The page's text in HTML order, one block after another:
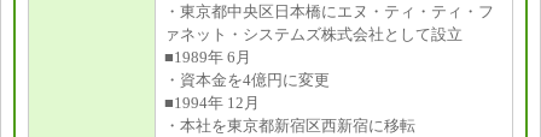
・東京都中央区日本橋にエヌ・ティ・ティ・フ
ァネット・システムズ株式会社として設立
■1989年 6月
・資本金を4億円に変更
■1994年 12月
・本社を東京都新宿区西新宿に移転